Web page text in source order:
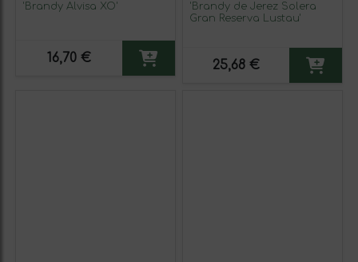
'Brandy Alvisa XO'
16,70 €
'Brandy de Jerez Solera
Gran Reserva Lustau'
25,68 €